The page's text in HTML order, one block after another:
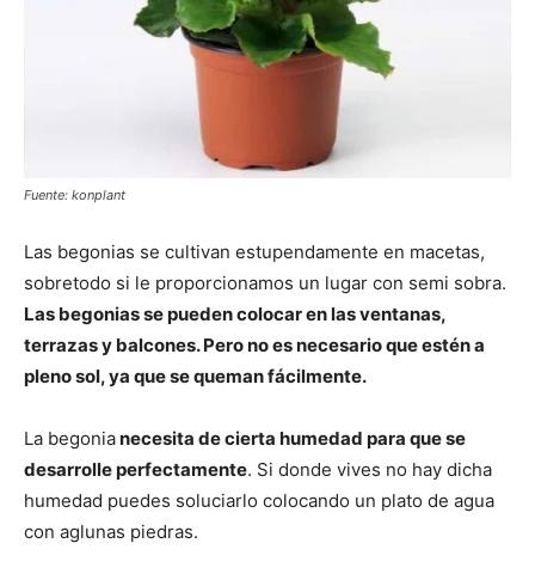
Fuente: konplant
Las begonias se cultivan estupendamente en macetas,
sobretodo si le proporcionamos un lugar con semi sobra.
Las begonias se pueden colocar en las ventanas,
terrazas y balcones. Pero no es necesario que estén a
pleno sol, ya que se queman fácilmente.
La begonianecesita de cierta humedad para que se
desarrolle perfectamente. Si donde vives no hay dicha
humedad puedes soluciarlo colocando un plato de agua
con aglunas piedras.